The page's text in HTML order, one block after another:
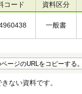
コード 資料区分
一般書
ージのURLをコピーする。
ない資料です。